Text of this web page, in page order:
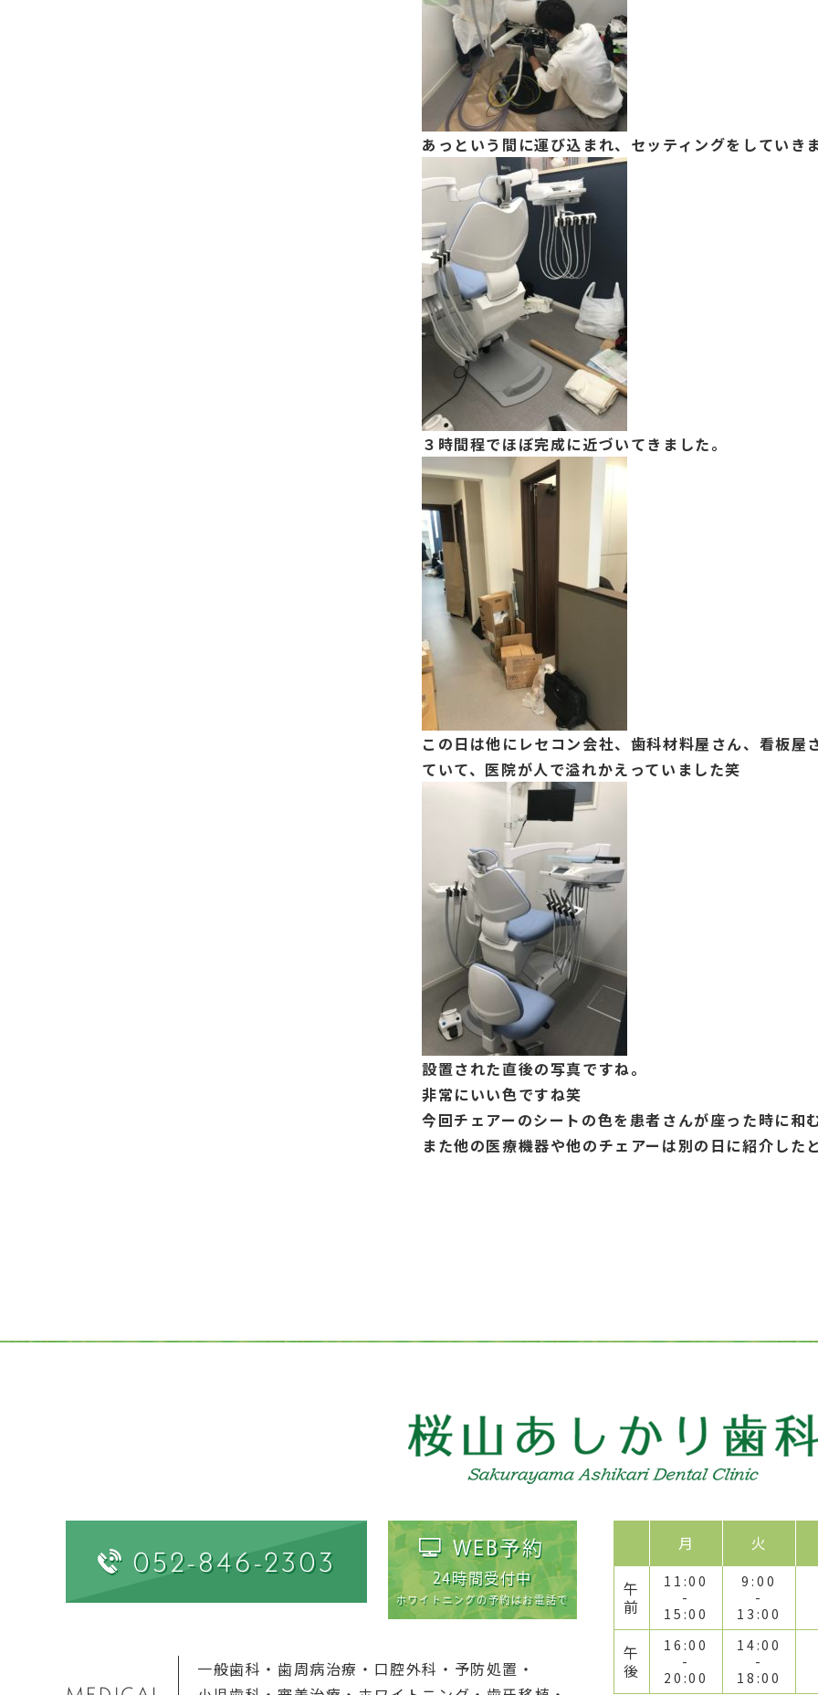
あっという間に運び込まれ、セッティングをしていき
３時間程でほぼ完成に近づいてきました。
この日は他にレセコン会社、歯科材料屋さん、看板
ていて、医院が人で溢れかえっていました笑
設置された直後の写真ですね。
非常にいい色ですね笑
今回チェアーのシートの色を患者さんが座った時に和
また他の医療機器や他のチェアーは別の日に紹介した
052-846-2303 WEB予約
24時間受付中
ホワイトニングの予約はお電話で
一般歯科 ・ 歯周病治療 ・ 口腔外科 ・ 予防処置 ・
月 火
午
前
11:00
-
15:00
9:00
-
13:00
午
後
16:00
-
20:00
14:00
-
18:00